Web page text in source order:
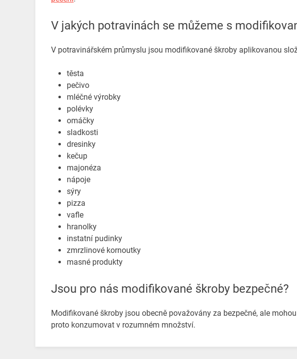
V jakých potravinách se můžeme s
V potravinářském průmyslu jsou modifikované škroby aplikovanou
těsta
pečivo
mléčné výrobky
polévky
omáčky
sladkosti
dresinky
kečup
majonéza
nápoje
sýry
pizza
vafle
hranolky
instatní pudinky
zmrzlinové kornoutky
masné produkty
Jsou pro nás modifikované škroby bezpečné?
Modifikované škroby jsou obecně považovány za bezpečné, ale
proto konzumovat v rozumném množství.